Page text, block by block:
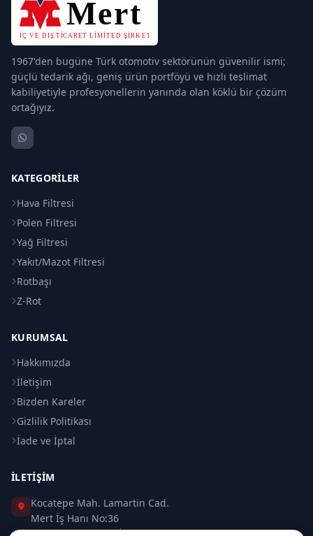
1967'den bugüne Türk otomotiv sektörünün güvenilir ismi;
güçlü tedarik ağı, geniş ürün portföyü ve hızlı teslimat
kabiliyetiyle profesyonellerin yanında olan köklü bir çözüm
ortağıyız.
KATEGORILER
Hava Filtresi
Polen Filtresi
Yağ Filtresi
Yakıt/Mazot Filtresi
Rotbaşı
Z-Rot
KURUMSAL
Hakkımızda
İletişim
Bizden Kareler
Gizlilik Politikası
İade ve İptal
İLETIŞIM
Kocatepe Mah. Lamartin Cad.
Mert İş Hanı No:36